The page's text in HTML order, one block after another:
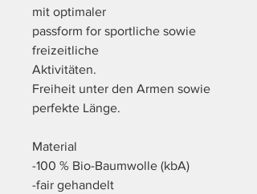
mit optimaler
passform for sportliche sowie
freizeitliche
Aktivitäten.
Freiheit unter den Armen sowie
perfekte Länge.
Material
-100 % Bio-Baumwolle (kbA)
-fair gehandelt